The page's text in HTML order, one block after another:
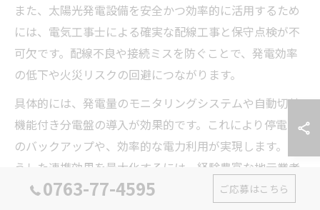
また、太陽光発電設備を安全かつ効率的に活用するため
には、電気工事士による確実な配線工事と保守点検が不
可欠です。配線不良や接続ミスを防ぐことで、発電効率
の低下や火災リスクの回避につながります。
具体的には、発電量のモニタリングシステムや自動切替
機能付き分電盤の導入が効果的です。これにより停電時
のバックアップや、効率的な電力利用が実現します。こ
うした連携効果を最大化するには、経験豊富な地元業者
の選定がカギとなります。
0763-77-4595 ご応募はこちら